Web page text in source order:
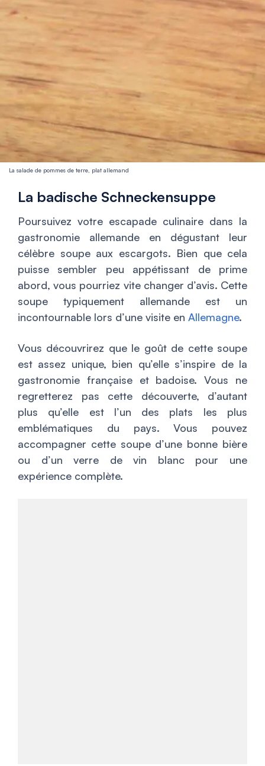
La salade de pommes de terre, plat allemand
La badische Schneckensuppe
Poursuivez votre escapade culinaire dans la
gastronomie allemande en dégustant leur
célèbre soupe aux escargots. Bien que cela
puisse sembler peu appétissant de prime
abord, vous pourriez vite changer d’avis. Cette
soupe typiquement allemande est un
incontournable lors d’une visite en Allemagne.
Vous découvrirez que le goût de cette soupe
est assez unique, bien qu’elle s’inspire de la
gastronomie française et badoise. Vous ne
regretterez pas cette découverte, d’autant
plus qu’elle est l’un des plats les plus
emblématiques du pays. Vous pouvez
accompagner cette soupe d’une bonne bière
ou d’un verre de vin blanc pour une
expérience complète.